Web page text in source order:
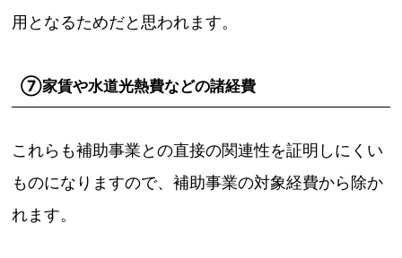
用となるためだと思われます。
⑦家賃や水道光熱費などの諸経費
これらも補助事業との直接の関連性を証明しにくい
ものになりますので、補助事業の対象経費から除か
れます。